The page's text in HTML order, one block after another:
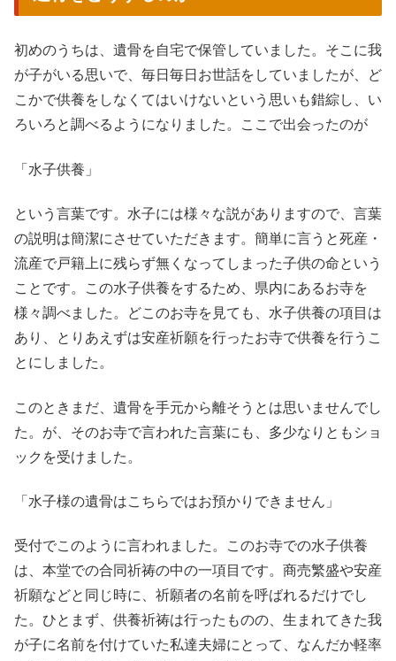
初めのうちは、遺骨を自宅で保管していました。そこに我
が子がいる思いで、毎日毎日お世話をしていましたが、ど
こかで供養をしなくてはいけないという思いも錯綜し、い
ろいろと調べるようになりました。ここで出会ったのが
「水子供養」
という言葉です。水子には様々な説がありますので、言葉
の説明は簡潔にさせていただきます。簡単に言うと死産・
流産で戸籍上に残らず無くなってしまった子供の命という
ことです。この水子供養をするため、県内にあるお寺を
様々調べました。どこのお寺を見ても、水子供養の項目は
あり、とりあえずは安産祈願を行ったお寺で供養を行うこ
とにしました。
このときまだ、遺骨を手元から離そうとは思いませんでし
た。が、そのお寺で言われた言葉にも、多少なりともショ
ックを受けました。
「水子様の遺骨はこちらではお預かりできません」
受付でこのように言われました。このお寺での水子供養
は、本堂での合同祈祷の中の一項目です。商売繁盛や安産
祈願などと同じ時に、祈願者の名前を呼ばれるだけでし
た。ひとまず、供養祈祷は行ったものの、生まれてきた我
が子に名前を付けていた私達夫婦にとって、なんだか軽率